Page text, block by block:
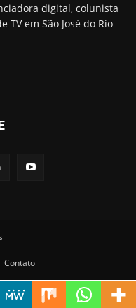
digital, colunista
em São José do Rio
Contato